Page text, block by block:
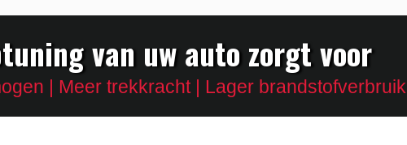
van uw auto zorgt voor
| Meer trekkracht | Lager brandstofverbruik